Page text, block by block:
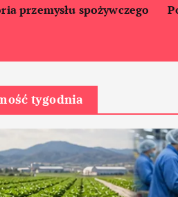
przemysłu spożywczego
tygodnia